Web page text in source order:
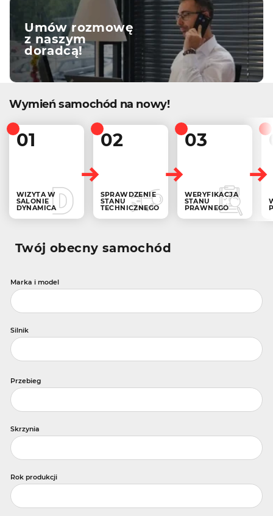
Umów rozmowę
z naszym
doradcą!
Wymień samochód na nowy!
01
WIZYTA W
SALONIE
DYNAMICA
02
SPRAWDZENIE
STANU
TECHNICZNEGO
03
WERYFIKACJA
STANU
PRAWNEGO
Twój obecny samochód
Marka i model
Silnik
Przebieg
Skrzynia
Rok produkcji